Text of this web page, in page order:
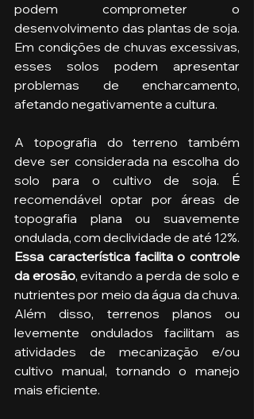
podem comprometer o
desenvolvimento das plantas de soja.
Em condições de chuvas excessivas,
esses solos podem apresentar
problemas de encharcamento,
afetando negativamente a cultura.
A topografia do terreno também
deve ser considerada na escolha do
solo para o cultivo de soja. É
recomendável optar por áreas de
topografia plana ou suavemente
Essa característica facilita o controle
da erosão, evitando a perda de solo e
nutrientes por meio da água da chuva.
Além disso, terrenos planos ou
levemente ondulados facilitam as
atividades de mecanização e/ou
cultivo manual, tornando o manejo
mais eficiente.